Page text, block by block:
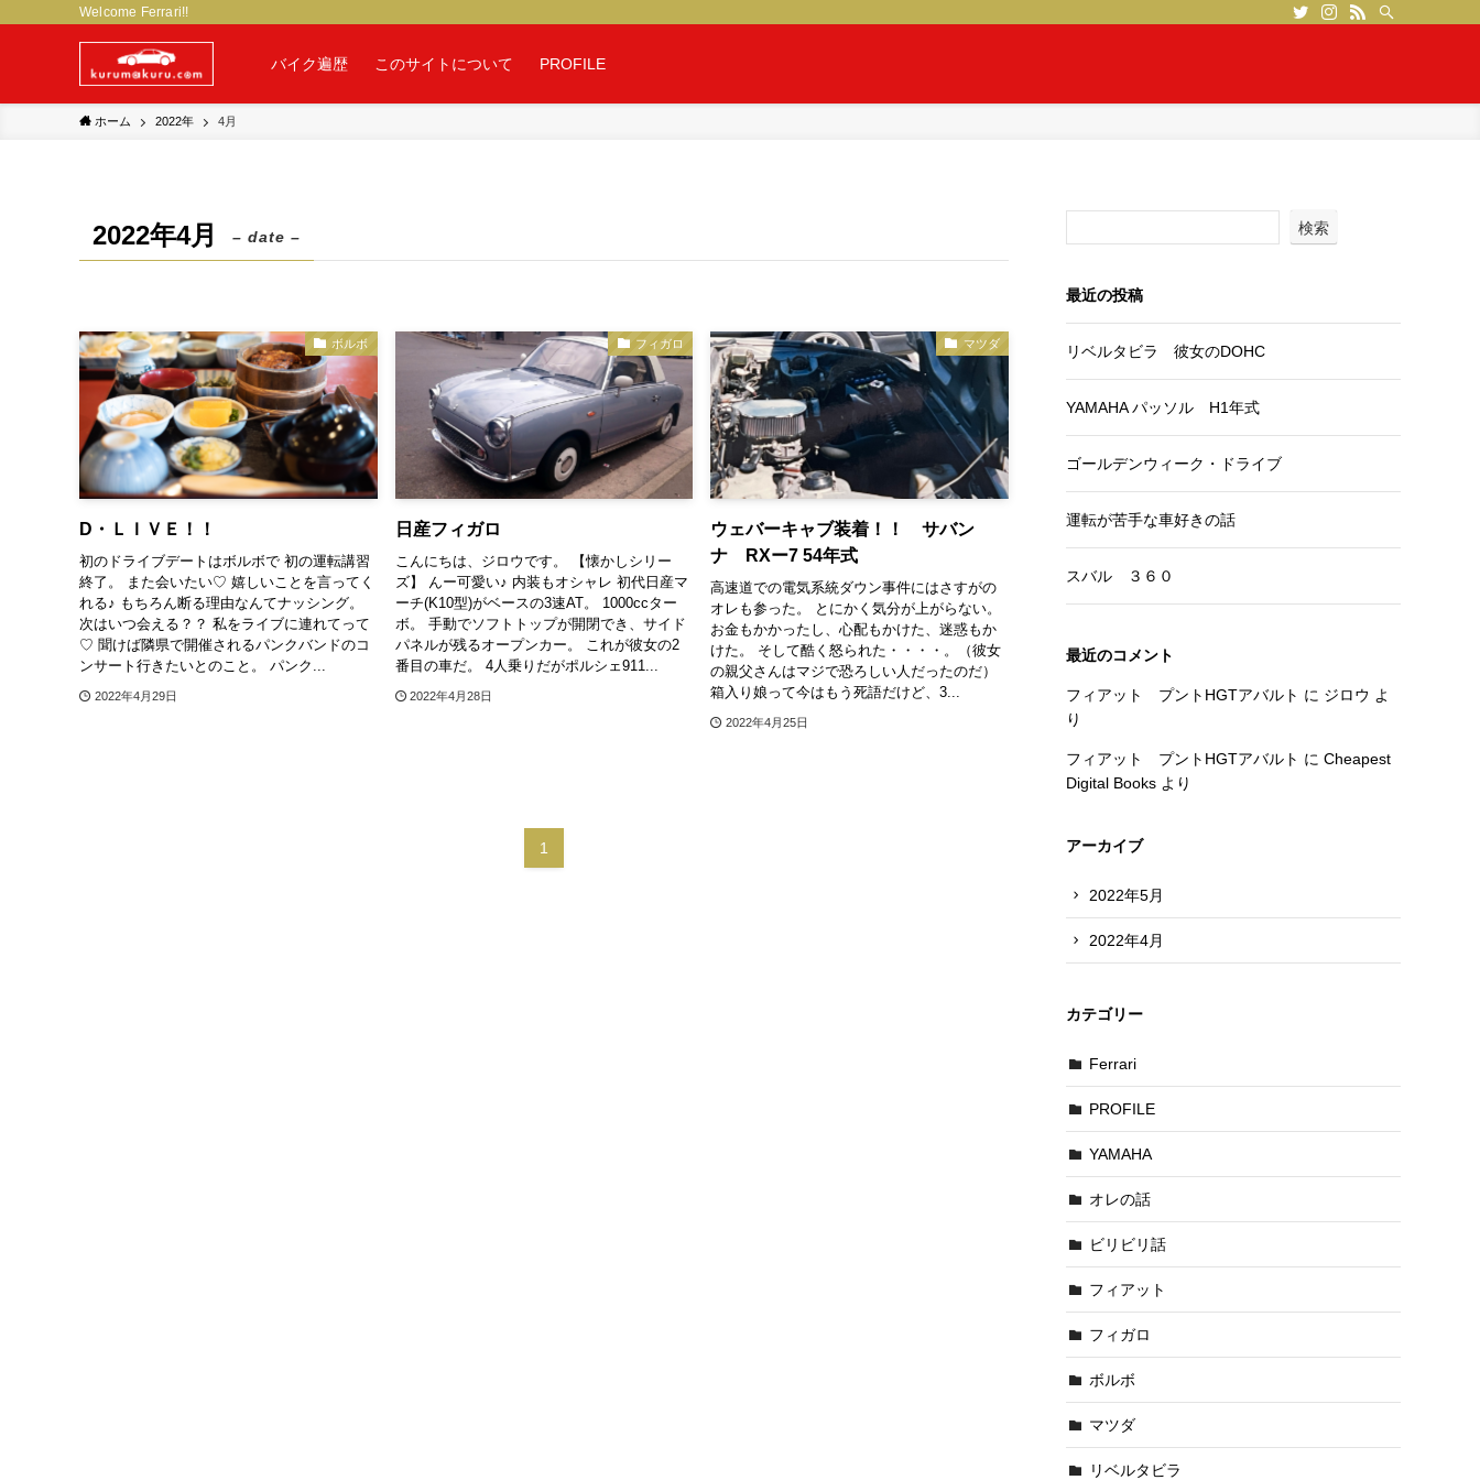
Welcome Ferrari!!
バイク遍歴 このサイトについて PROFILE
ホーム 2022年 4月
2022年4月 – date –
ボルボ
D・ＬＩＶＥ！！
初のドライブデートはボルボで 初の運転講習
終了。 また会いたい♡ 嬉しいことを言ってく
れる♪ もちろん断る理由なんてナッシング。
次はいつ会える？？ 私をライブに連れてって
♡ 聞けば隣県で開催されるパンクバンドのコ
ンサート行きたいとのこと。 パンク...
2022年4月29日
フィガロ
日産フィガロ
こんにちは、ジロウです。 【懐かしシリー
ズ】 んー可愛い♪ 内装もオシャレ 初代日産マ
ーチ(K10型)がベースの3速AT。 1000ccター
ボ。 手動でソフトトップが開閉でき、サイド
パネルが残るオープンカー。 これが彼女の2
番目の車だ。 4人乗りだがポルシェ911...
2022年4月28日
マツダ
ウェバーキャブ装着！！ サバン
ナ RXー7 54年式
高速道での電気系統ダウン事件にはさすがの
オレも参った。 とにかく気分が上がらない。
お金もかかったし、心配もかけた、迷惑もか
けた。 そして酷く怒られた・・・・。（彼女
の親父さんはマジで恐ろしい人だったのだ）
箱入り娘って今はもう死語だけど、3...
2022年4月25日
1
検索
最近の投稿
リベルタビラ 彼女のDOHC
YAMAHA パッソル H1年式
ゴールデンウィーク・ドライブ
運転が苦手な車好きの話
スバル ３６０
最近のコメント
フィアット プントHGTアバルト に ジロウ よ
り
フィアット プントHGTアバルト に Cheapest
Digital Books より
アーカイブ
2022年5月
2022年4月
カテゴリー
Ferrari
PROFILE
YAMAHA
オレの話
ビリビリ話
フィアット
フィガロ
ボルボ
マツダ
リベルタビラ